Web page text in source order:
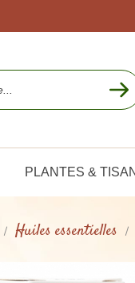
PLANTES &
Huiles essentielles